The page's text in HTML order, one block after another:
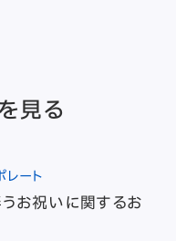
見る
レート
お祝いに関するお